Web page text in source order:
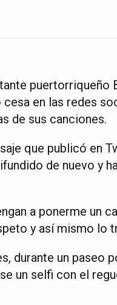
puertorriqueño
en las redes
de sus canciones.
que publicó en
de nuevo y
a ponerme un
y así mismo lo
durante un paseo
un selfi con el